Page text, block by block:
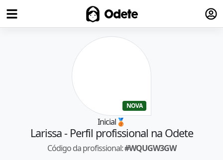
Odete
NOVA
Inicial🥉
Larissa- Perfil profissional na Odete
Código da profissional:#WQUGW3GW